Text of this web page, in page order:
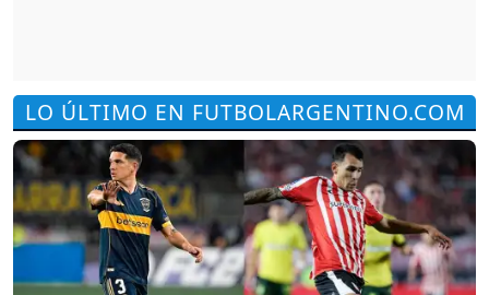
LO ÚLTIMO EN FUTBOLARGENTINO.COM